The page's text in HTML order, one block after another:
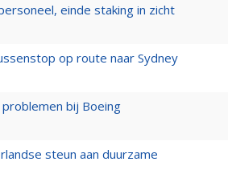
einde staking in zicht
op route naar Sydney
bij Boeing
steun aan duurzame